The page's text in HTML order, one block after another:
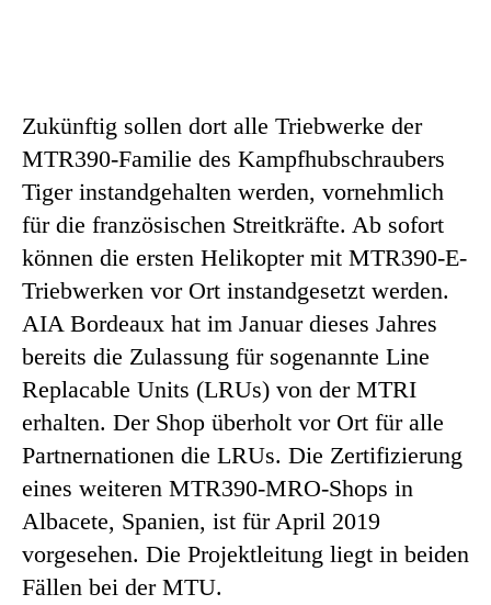
Zukünftig sollen dort alle Triebwerke der
MTR390-Familie des Kampfhubschraubers
Tiger instandgehalten werden, vornehmlich
für die französischen Streitkräfte. Ab sofort
können die ersten Helikopter mit MTR390-E-
Triebwerken vor Ort instandgesetzt werden.
AIA Bordeaux hat im Januar dieses Jahres
bereits die Zulassung für sogenannte Line
Replacable Units (LRUs) von der MTRI
erhalten. Der Shop überholt vor Ort für alle
Partnernationen die LRUs. Die Zertifizierung
eines weiteren MTR390-MRO-Shops in
Albacete, Spanien, ist für April 2019
vorgesehen. Die Projektleitung liegt in beiden
Fällen bei der MTU.